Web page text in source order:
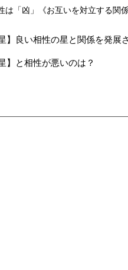
は「凶」《お互いを対立する関係
】良い相性の星と関係を発展
】と相性が悪いのは？